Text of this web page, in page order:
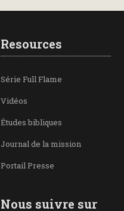
Resources
Série Full Flame
Vidéos
Études bibliques
Journal de la mission
Portail Presse
Nous suivre sur